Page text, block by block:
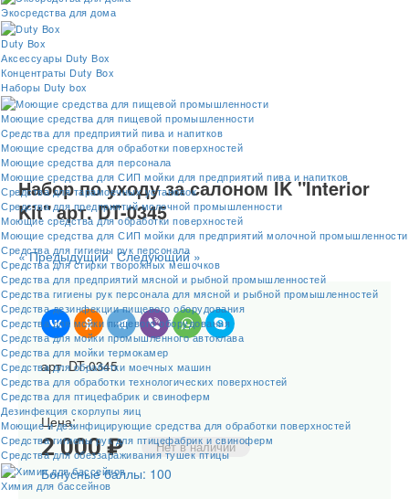
Экосредства для дома
Duty Box
Аксессуары Duty Box
Концентраты Duty Box
Наборы Duty box
Моющие средства для пищевой промышленности
Cредства для предприятий пива и напитков
Моющие средства для обработки поверхностей
Моющие средства для персонала
Моющие средства для СИП мойки для предприятий пива и напитков
Средства для тарамоечных установок
Средства для предприятий молочной промышленности
Моющие средства для обработки поверхностей
Моющие средства для СИП мойки для предприятий молочной промышленности
Средства для гигиены рук персонала
Средства для стирки творожных мешочков
Средства для предприятий мясной и рыбной промышленностей
Средства гигиены рук персонала для мясной и рыбной промышленностей
Средства дезинфекции пищевого оборудования
Средства для мойки пищевого оборудования
Средства для мойки промышленного автоклава
Средства для мойки термокамер
Средства для обработки моечных машин
Средства для обработки технологических поверхностей
Средства для птицефабрик и свиноферм
Дезинфекция скорлупы яиц
Моющие и дезинфицирующие средства для обработки поверхностей
Средства гигиены рук для птицефабрик и свиноферм
Средства для обеззараживания тушек птицы
Химия для бассейнов
Набор по уходу за салоном IK "Interior
Kit" арт. DT-0345
« Предыдущий Следующий »
арт. DT-0345
Цена:
2 000 ₽ Нет в наличии
Бонусные баллы: 100